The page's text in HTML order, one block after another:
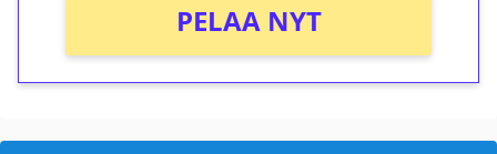
PELAA NYT